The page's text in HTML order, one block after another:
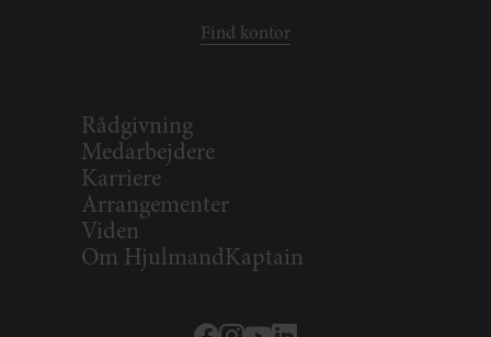
Find kontor
Rådgivning
Medarbejdere
Karriere
Arrangementer
Viden
Om HjulmandKaptain